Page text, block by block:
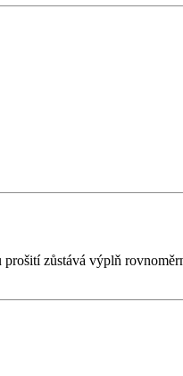
zůstává výplň